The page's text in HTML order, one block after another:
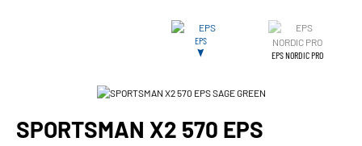
EPS
EPS NORDIC PRO
SPORTSMAN X2 570 EPS